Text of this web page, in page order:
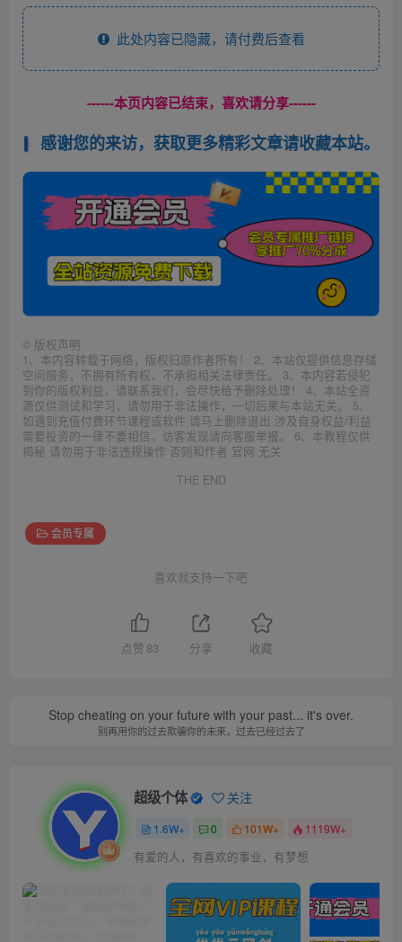
此处内容已隐藏，请付费后查看
------本页内容已结束，喜欢请分享------
感谢您的来访，获取更多精彩文章请收藏本站。
© 版权声明
1、本内容转载于网络，版权归原作者所有！ 2、本站仅提供信息存储
空间服务，不拥有所有权，不承担相关法律责任。 3、本内容若侵犯
到你的版权利益，请联系我们，会尽快给予删除处理！ 4、本站全资
源仅供测试和学习，请勿用于非法操作，一切后果与本站无关。 5、
如遇到充值付费环节课程或软件 请马上删除退出 涉及自身权益/利益
需要投资的一律不要相信，访客发现请向客服举报。 6、本教程仅供
揭秘 请勿用于非法违规操作 否则和作者 官网 无关
THE END
会员专属
喜欢就支持一下吧
点赞 83 分享 收藏
Stop cheating on your future with your past... it's over.
别再用你的过去欺骗你的未来，过去已经过去了
超级个体 关注
1.6W+ 0 101W+ 1119W+
有爱的人，有喜欢的事业，有梦想